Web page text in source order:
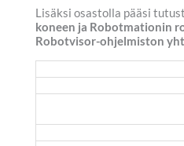
Lisäksi osastolla pääsi
koneen ja Robotmationin
Robotvisor-ohjelmiston